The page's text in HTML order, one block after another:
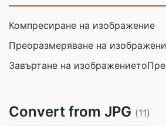
Компресиране на изображение
Преоразмеряване на
Завъртане на изображението
Convert from JPG (11)